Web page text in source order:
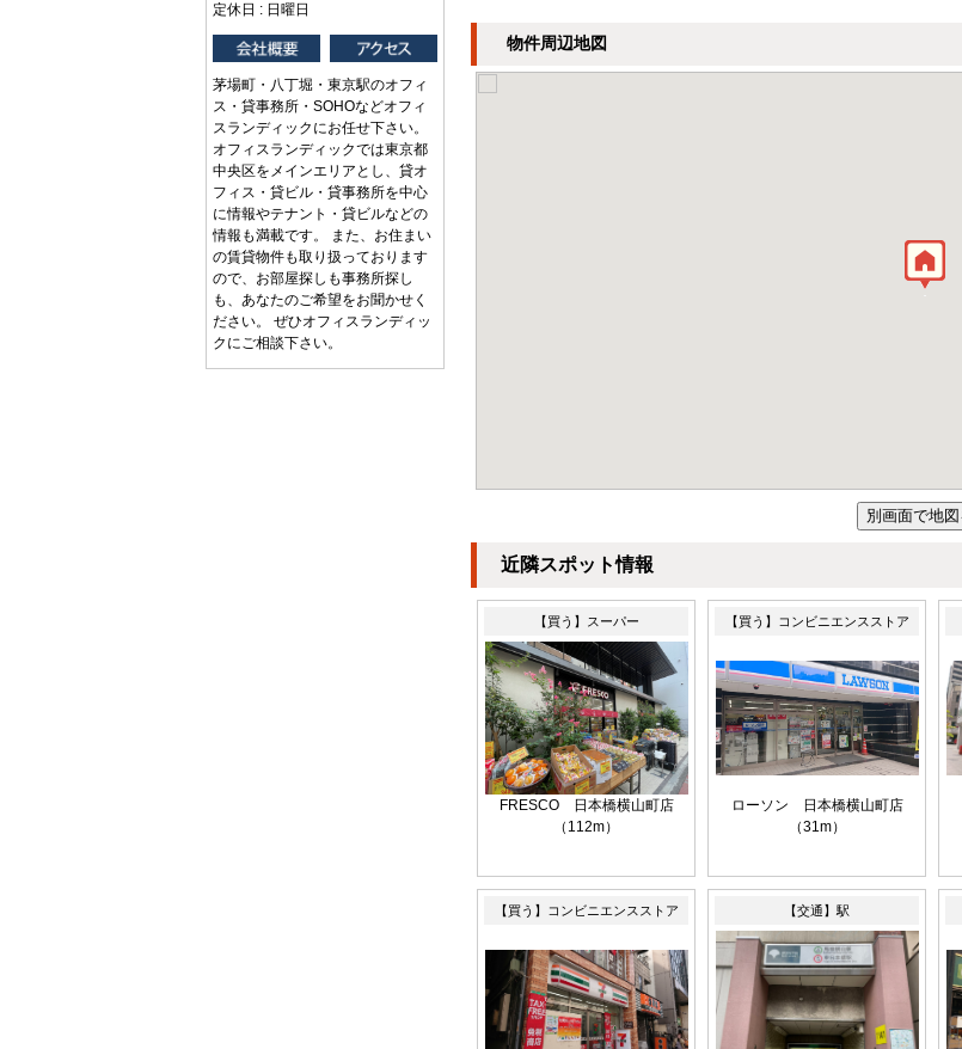
物件周辺地図
近隣スポット情報
【買う】スーパー
FRESCO 日本橋横山町店
（112m）
【買う】コンビニエンスストア
ローソン 日本橋横山町店
（31m）
【買う】コンビニエンスストア 【交通】駅
定休日 : 日曜日
茅場町・八丁堀・東京駅のオフィ
ス・貸事務所・SOHOなどオフィ
スランディックにお任せ下さい。
オフィスランディックでは東京都
中央区をメインエリアとし、貸オ
フィス・貸ビル・貸事務所を中心
に情報やテナント・貸ビルなどの
情報も満載です。 また、お住まい
の賃貸物件も取り扱っております
ので、お部屋探しも事務所探し
も、あなたのご希望をお聞かせく
ださい。 ぜひオフィスランディッ
クにご相談下さい。